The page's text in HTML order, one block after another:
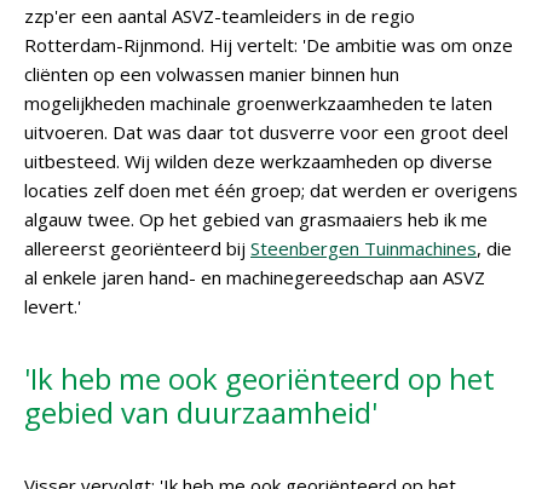
zzp'er een aantal ASVZ-teamleiders in de regio
Rotterdam-Rijnmond. Hij vertelt: 'De ambitie was om onze
cliënten op een volwassen manier binnen hun
mogelijkheden machinale groenwerkzaamheden te laten
uitvoeren. Dat was daar tot dusverre voor een groot deel
uitbesteed. Wij wilden deze werkzaamheden op diverse
locaties zelf doen met één groep; dat werden er overigens
algauw twee. Op het gebied van grasmaaiers heb ik me
allereerst georiënteerd bij Steenbergen Tuinmachines, die
al enkele jaren hand- en machinegereedschap aan ASVZ
levert.'
'Ik heb me ook georiënteerd op het
gebied van duurzaamheid'